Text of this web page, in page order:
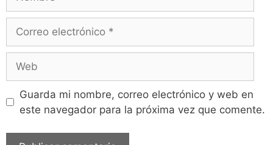
Guarda mi nombre, correo electrónico y web en
este navegador para la próxima vez que comente.